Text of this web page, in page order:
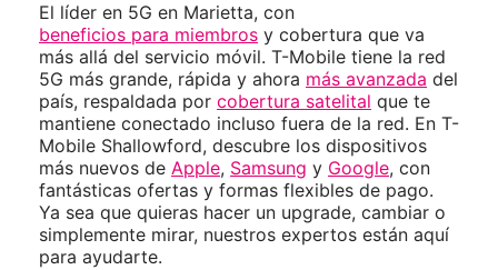
El líder en 5G en Marietta, con
beneficios para miembros y cobertura que va
más allá del servicio móvil. T-Mobile tiene la red
5G más grande, rápida y ahora más avanzada del
país, respaldada por cobertura satelital que te
mantiene conectado incluso fuera de la red. En T-
Mobile Shallowford, descubre los dispositivos
más nuevos de Apple, Samsung y Google, con
fantásticas ofertas y formas flexibles de pago.
Ya sea que quieras hacer un upgrade, cambiar o
simplemente mirar, nuestros expertos están aquí
para ayudarte.